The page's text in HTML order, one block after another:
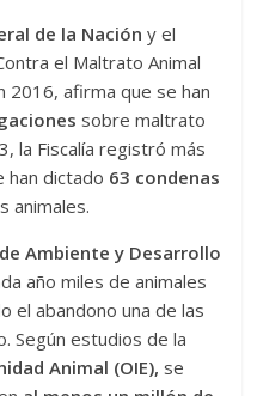
de la Nación y el
el Maltrato Animal
2016, afirma que se han
sobre maltrato
la Fiscalía registró más
han dictado 63 condenas
animales.
Ambiente y Desarrollo
año miles de animales
el abandono una de las
Según estudios de la
Animal (OIE), se